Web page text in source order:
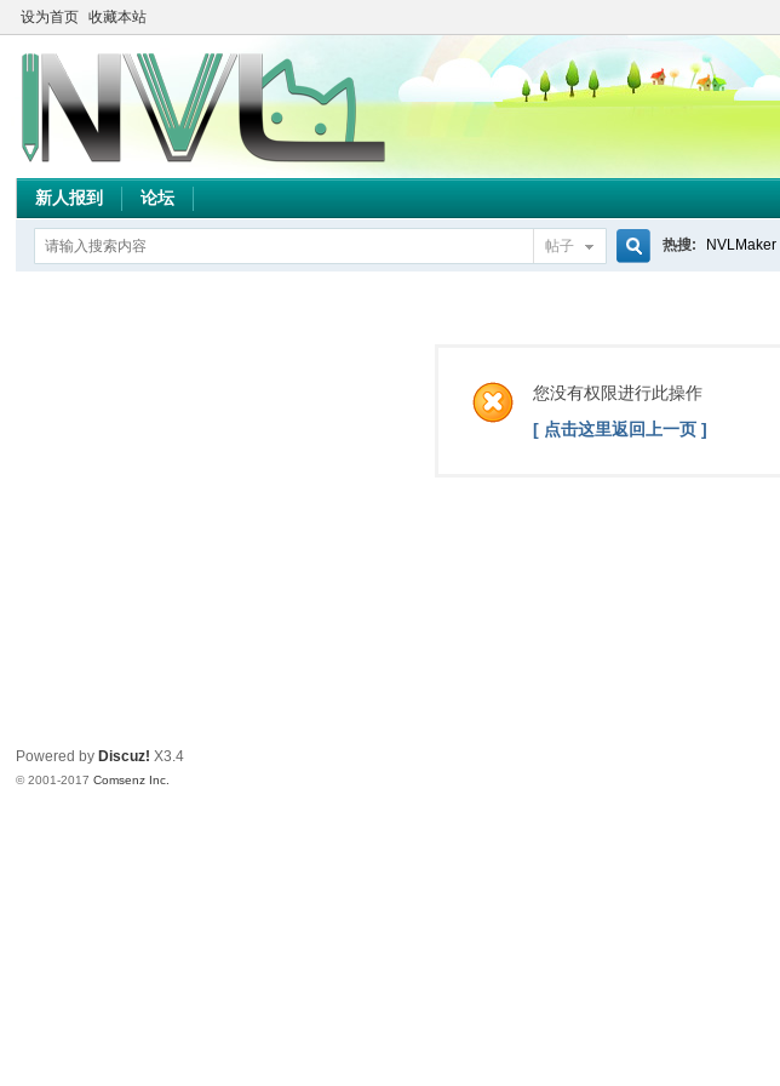
设为首页 收藏本站
新人报到 论坛
帖子
索
热搜: NVLMaker
您没有权限进行此操作
[ 点击这里返回上一页 ]
Powered by Discuz! X3.4
© 2001-2017Comsenz Inc.